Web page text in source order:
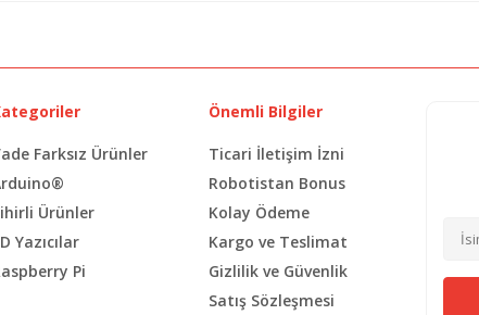
Farksız Ürünler
Ürünler
Yazıcılar
Pi
Önemli Bilgiler
Ticari İletişim İzni
Robotistan Bonus
Kolay Ödeme
Kargo ve Teslimat
Gizlilik ve Güvenlik
Satış Sözleşmesi